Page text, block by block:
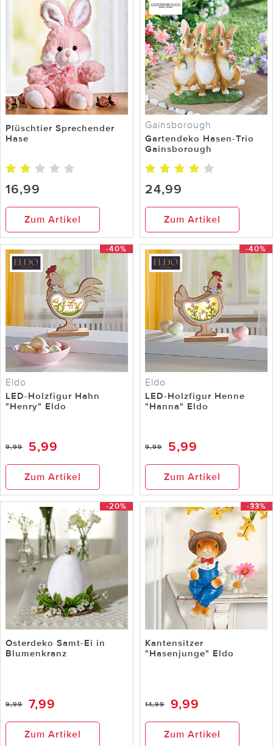
Plüschtier Sprechender
Hase
16,99
Zum Artikel
Gainsborough
Gartendeko Hasen-Trio
Gainsborough
24,99
Zum Artikel
-40%
Eldo
LED-Holzfigur Hahn
"Henry" Eldo
9,99 5,99
Zum Artikel
-40%
Eldo
LED-Holzfigur Henne
"Hanna" Eldo
9,99 5,99
Zum Artikel
-20%
Osterdeko Samt-Ei in
Blumenkranz
9,99 7,99
Zum Artikel
-33%
Kantensitzer
"Hasenjunge" Eldo
14,99 9,99
Zum Artikel